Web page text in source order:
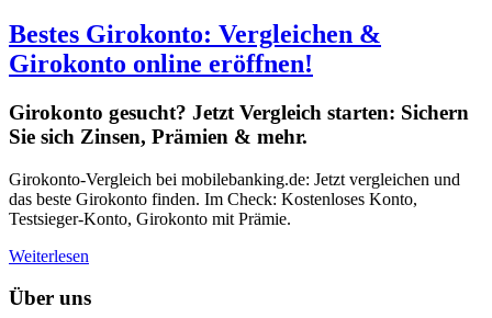
Bestes Girokonto: Vergleichen &
Girokonto online eröffnen!
Girokonto gesucht? Jetzt Vergleich starten: Sichern
Sie sich Zinsen, Prämien & mehr.
Girokonto-Vergleich bei mobilebanking.de: Jetzt vergleichen und
das beste Girokonto finden. Im Check: Kostenloses Konto,
Testsieger-Konto, Girokonto mit Prämie.
Weiterlesen
Über uns